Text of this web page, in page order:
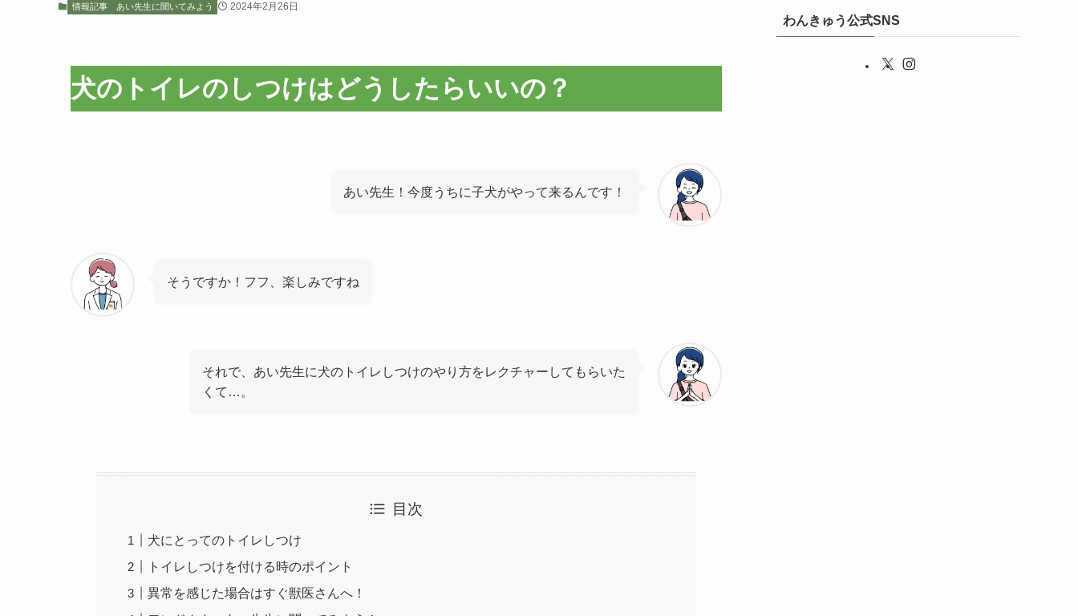
情報記事 あい先生に聞いてみよう 2024年2月26日
犬のトイレのしつけはどうしたらいいの？
あい先生！今度うちに子犬がやって来るんです！
そうですか！フフ、楽しみですね
それで、あい先生に犬のトイレしつけのやり方をレクチャーしてもらいた
くて…。
目次
犬にとってのトイレしつけ
トイレしつけを付ける時のポイント
異常を感じた場合はすぐ獣医さんへ！
わんきゅう公式SNS